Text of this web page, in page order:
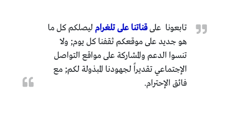
تابعونا علىقناتنا على تلغرامليصلكم كل ما
هو جديد على موقعكم ثقفنا كل يوم; ولا
تنسوا الدعم والمشاركة على مواقع التواصل
الإجتماعي تقديراً لجهودنا المبذولة لكم; مع
فائق الإحترام.